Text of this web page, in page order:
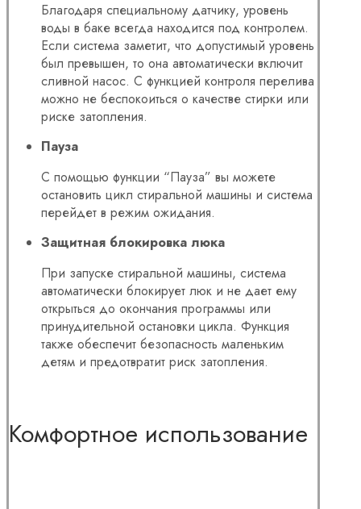
Благодаря специальному датчику, уровень
воды в баке всегда находится под контролем.
Если система заметит, что допустимый уровень
был превышен, то она автоматически включит
сливной насос. С функцией контроля перелива
можно не беспокоиться о качестве стирки или
риске затопления.
Пауза
С помощью функции “Пауза” вы можете
остановить цикл стиральной машины и система
перейдет в режим ожидания.
Защитная блокировка люка
При запуске стиральной машины, система
автоматически блокирует люк и не дает ему
открыться до окончания программы или
принудительной остановки цикла. Функция
также обеспечит безопасность маленьким
детям и предотвратит риск затопления.
Комфортное использование